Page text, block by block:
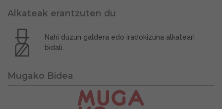
Alkateak erantzuten du
Nahi duzun galdera edo iradokizuna alkateari
bidali.
Mugako Bidea